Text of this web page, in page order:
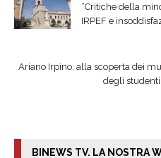
“Critiche della
IRPEF e
Ariano Irpino, alla scoperta dei
degli
BINEWS TV. LA NOSTRA